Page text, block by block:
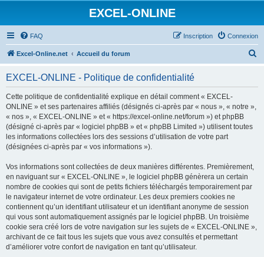
EXCEL-ONLINE
FAQ Connexion
Inscription
Excel-Online.net Accueil du forum
EXCEL-ONLINE - Politique de confidentialité
Cette politique de confidentialité explique en détail comment « EXCEL-
ONLINE » et ses partenaires affiliés (désignés ci-après par « nous », « notre »,
« nos », « EXCEL-ONLINE » et « https://excel-online.net/forum ») et phpBB
(désigné ci-après par « logiciel phpBB » et « phpBB Limited ») utilisent toutes
les informations collectées lors des sessions d’utilisation de votre part
(désignées ci-après par « vos informations »).
Vos informations sont collectées de deux manières différentes. Premièrement,
en naviguant sur « EXCEL-ONLINE », le logiciel phpBB génèrera un certain
nombre de cookies qui sont de petits fichiers téléchargés temporairement par
le navigateur internet de votre ordinateur. Les deux premiers cookies ne
contiennent qu’un identifiant utilisateur et un identifiant anonyme de session
qui vous sont automatiquement assignés par le logiciel phpBB. Un troisième
cookie sera créé lors de votre navigation sur les sujets de « EXCEL-ONLINE »,
archivant de ce fait tous les sujets que vous avez consultés et permettant
d’améliorer votre confort de navigation en tant qu’utilisateur.